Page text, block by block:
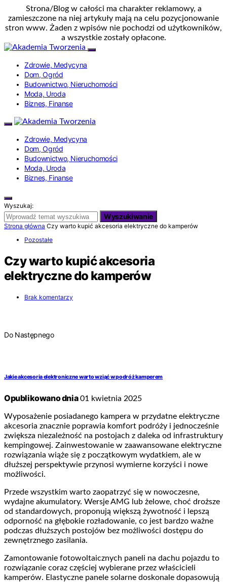
Strona/Blog w całości ma charakter reklamowy, a
zamieszczone na niej artykuły mają na celu pozycjonowanie
stron www. Żaden z wpisów nie pochodzi od użytkowników,
a wszystkie zostały opłacone.
Zdrowie, Medycyna
Dom, Ogród
Budownictwo, Nieruchomości
Moda, Uroda
Biznes, Finanse
Zdrowie, Medycyna
Dom, Ogród
Budownictwo, Nieruchomości
Moda, Uroda
Biznes, Finanse
Wyszukaj:
Wyszukiwanie
Strona główna Czy warto kupić akcesoria elektryczne do kamperów
Pozostałe
Czy warto kupić akcesoria
elektryczne do kamperów
Brak komentarzy
Do Następnego
Jakie akcesoria elektroniczne warto wziąć w podróż kamperem
Opublikowano dnia01 kwietnia 2025
Wyposażenie posiadanego kampera w przydatne elektryczne
akcesoria znacznie poprawia komfort podróży i jednocześnie
zwiększa niezależność na postojach z daleka od infrastruktury
kempingowej. Zainwestowanie w zaawansowane elektryczne
rozwiązania wiąże się z początkowym wydatkiem, ale w
dłuższej perspektywie przynosi wymierne korzyści i nowe
możliwości.
Przede wszystkim warto zaopatrzyć się w nowoczesne,
wydajne akumulatory. Wersje AMG lub żelowe, choć droższe
od standardowych, proponują większą żywotność i lepszą
odporność na głębokie rozładowanie, co jest bardzo ważne
podczas dłuższych postojów bez możliwości dostępu do
zewnętrznego zasilania.
Zamontowanie fotowoltaicznych paneli na dachu pojazdu to
rozwiązanie coraz częściej wybierane przez właścicieli
kamperów. Elastyczne panele solarne doskonale dopasowują